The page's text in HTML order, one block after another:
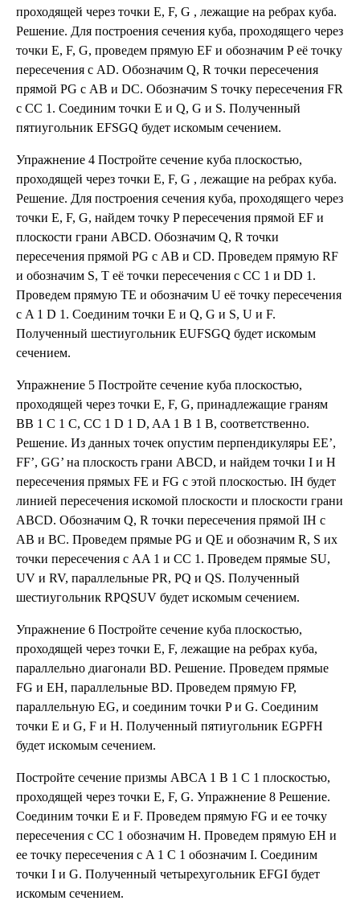
проходящей через точки E, F, G , лежащие на ребрах куба.
Решение. Для построения сечения куба, проходящего через
точки E, F, G, проведем прямую EF и обозначим P её точку
пересечения с AD. Обозначим Q, R точки пересечения
прямой PG с AB и DC. Обозначим S точку пересечения FR
c СС 1. Соединим точки E и Q, G и S. Полученный
пятиугольник EFSGQ будет искомым сечением.
Упражнение 4 Постройте сечение куба плоскостью,
проходящей через точки E, F, G , лежащие на ребрах куба.
Решение. Для построения сечения куба, проходящего через
точки E, F, G, найдем точку P пересечения прямой EF и
плоскости грани ABCD. Обозначим Q, R точки
пересечения прямой PG с AB и CD. Проведем прямую RF
и обозначим S, T её точки пересечения с CC 1 и DD 1.
Проведем прямую TE и обозначим U её точку пересечения
с A 1 D 1. Соединим точки E и Q, G и S, U и F.
Полученный шестиугольник EUFSGQ будет искомым
сечением.
Упражнение 5 Постройте сечение куба плоскостью,
проходящей через точки E, F, G, принадлежащие граням
BB 1 C 1 C, CC 1 D 1 D, AA 1 B 1 B, соответственно.
Решение. Из данных точек опустим перпендикуляры EE’,
FF’, GG’ на плоскость грани ABCD, и найдем точки I и H
пересечения прямых FE и FG с этой плоскостью. IH будет
линией пересечения искомой плоскости и плоскости грани
ABCD. Обозначим Q, R точки пересечения прямой IH с
AB и BC. Проведем прямые PG и QE и обозначим R, S их
точки пересечения с AA 1 и CC 1. Проведем прямые SU,
UV и RV, параллельные PR, PQ и QS. Полученный
шестиугольник RPQSUV будет искомым сечением.
Упражнение 6 Постройте сечение куба плоскостью,
проходящей через точки E, F, лежащие на ребрах куба,
параллельно диагонали BD. Решение. Проведем прямые
FG и EH, параллельные BD. Проведем прямую FP,
параллельную EG, и соединим точки P и G. Соединим
точки E и G, F и H. Полученный пятиугольник EGPFH
будет искомым сечением.
Постройте сечение призмы ABCA 1 B 1 C 1 плоскостью,
проходящей через точки E, F, G. Упражнение 8 Решение.
Соединим точки E и F. Проведем прямую FG и ее точку
пересечения с CC 1 обозначим H. Проведем прямую EH и
ее точку пересечения с A 1 C 1 обозначим I. Соединим
точки I и G. Полученный четырехугольник EFGI будет
искомым сечением.